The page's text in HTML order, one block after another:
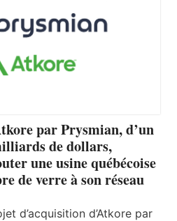
par Prysmian, d’un
de dollars,
une usine québécoise
de verre à son réseau
d’acquisition d’Atkore par